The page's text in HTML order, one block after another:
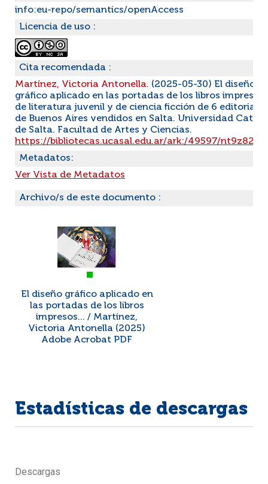
info:eu-repo/semantics/openAccess
Licencia de uso :
Cita recomendada :
Martínez, Victoria Antonella. (2025-05-30) El diseño
gráfico aplicado en las portadas de los libros impresos
de literatura juvenil y de ciencia ficción de 6 editoriales
de Buenos Aires vendidos en Salta. Universidad
de Salta. Facultad de Artes y Ciencias.
https://bibliotecas.ucasal.edu.ar/ark:/49597/
Metadatos:
Ver Vista de Metadatos
Archivo/s de este documento :
El diseño gráfico aplicado en
las portadas de los libros
impresos... / Martínez,
Victoria Antonella (2025)
Adobe Acrobat PDF
Estadísticas de descargas
Descargas